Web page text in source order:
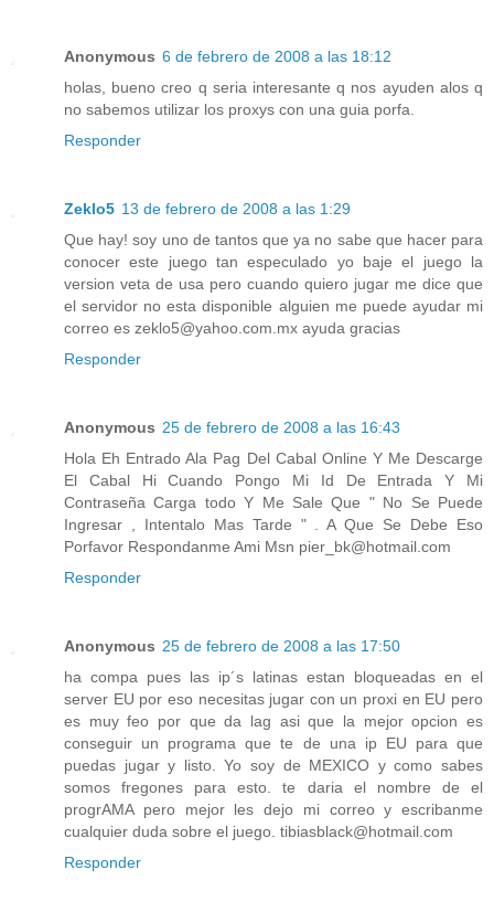
Anonymous 6 de febrero de 2008 a las 18:12
holas, bueno creo q seria interesante q nos ayuden alos q
no sabemos utilizar los proxys con una guia porfa.
Responder
Zeklo5 13 de febrero de 2008 a las 1:29
Que hay! soy uno de tantos que ya no sabe que hacer para
conocer este juego tan especulado yo baje el juego la
version veta de usa pero cuando quiero jugar me dice que
el servidor no esta disponible alguien me puede ayudar mi
correo es zeklo5@yahoo.com.mx ayuda gracias
Responder
Anonymous 25 de febrero de 2008 a las 16:43
Hola Eh Entrado Ala Pag Del Cabal Online Y Me Descarge
El Cabal Hi Cuando Pongo Mi Id De Entrada Y Mi
Contraseña Carga todo Y Me Sale Que " No Se Puede
Ingresar , Intentalo Mas Tarde " . A Que Se Debe Eso
Porfavor Respondanme Ami Msn pier_bk@hotmail.com
Responder
Anonymous 25 de febrero de 2008 a las 17:50
ha compa pues las ip´s latinas estan bloqueadas en el
server EU por eso necesitas jugar con un proxi en EU pero
es muy feo por que da lag asi que la mejor opcion es
conseguir un programa que te de una ip EU para que
puedas jugar y listo. Yo soy de MEXICO y como sabes
somos fregones para esto. te daria el nombre de el
progrAMA pero mejor les dejo mi correo y escribanme
cualquier duda sobre el juego. tibiasblack@hotmail.com
Responder